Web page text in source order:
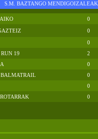
S.M. BAZTANGO MENDIGOIZALEAK
0
0
0
19 2
0
0
0
0